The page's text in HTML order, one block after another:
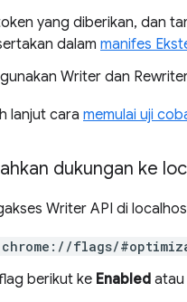
yang diberikan, dan
dalam manifes
Writer dan
lanjut cara memulai uji
dukungan ke
Writer API di
chrome://flags/
berikut ke Enabled atau